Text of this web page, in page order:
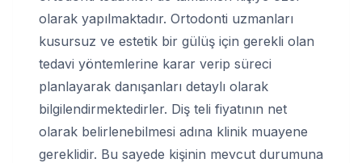
olarak yapılmaktadır. Ortodonti uzmanları
kusursuz ve estetik bir gülüş için gerekli olan
tedavi yöntemlerine karar verip süreci
planlayarak danışanları detaylı olarak
bilgilendirmektedirler. Diş teli fiyatının net
olarak belirlenebilmesi adına klinik muayene
gereklidir. Bu sayede kişinin mevcut durumuna